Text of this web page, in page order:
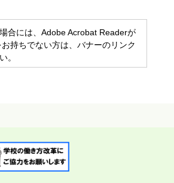
合には、Adobe Acrobat Readerが
持ちでない方は、バナーのリンク
。